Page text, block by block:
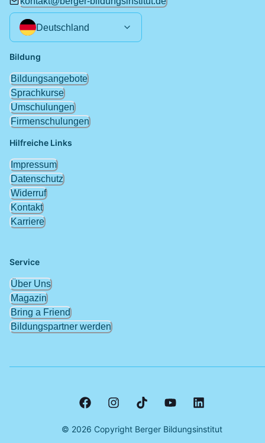
Deutschland
Hilfreiche Links
Impressum
Datenschutz
Widerruf
Kontakt
Karriere
Service
Über Uns
Magazin
Bring a Friend
Bildungspartner werden
Bildung
Bildungsangebote
Sprachkurse
Umschulungen
Firmenschulungen
© 2026 Copyright Berger Bildungsinstitut